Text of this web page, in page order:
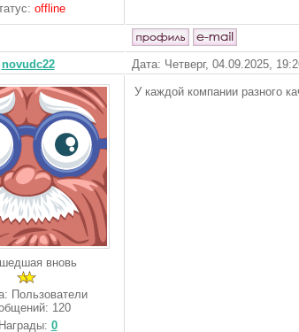
offline
novudc22 Дата: Четверг, 04.09.2025,
вновь
Пользователи
120
Награды: 0
У каждой компании разного